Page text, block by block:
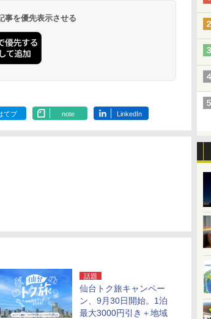
事を優先表示させる
てブ note LinkedIn
話題
仙台トク旅キャンペー
ン、9月30日開始。1泊
最大3000円引き＋地域